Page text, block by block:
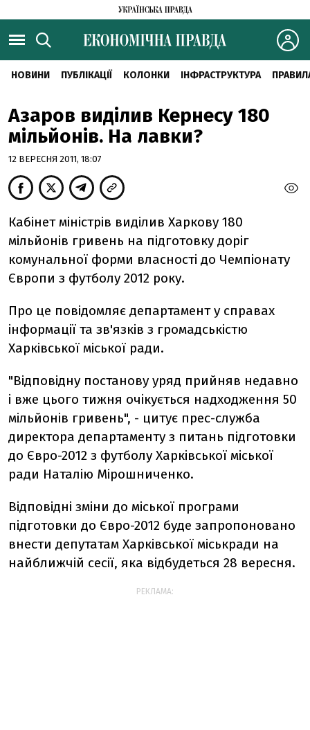
НОВИНИ ПУБЛІКАЦІЇ КОЛОНКИ ІНФРАСТРУКТУРА
Азаров виділив Кернесу 180
мільйонів. На лавки?
12 ВЕРЕСНЯ 2011, 18:07
Кабінет міністрів виділив Харкову 180
мільйонів гривень на підготовку доріг
комунальної форми власності до Чемпіонату
Європи з футболу 2012 року.
Про це повідомляє департамент у справах
інформації та зв'язків з громадськістю
Харківської міської ради.
"Відповідну постанову уряд прийняв недавно
і вже цього тижня очікується надходження 50
мільйонів гривень", - цитує прес-служба
директора департаменту з питань підготовки
до Євро-2012 з футболу Харківської міської
ради Наталію Мірошниченко.
Відповідні зміни до міської програми
підготовки до Євро-2012 буде запропоновано
внести депутатам Харківської міськради на
найближчій сесії, яка відбудеться 28 вересня.
РЕКЛАМА: